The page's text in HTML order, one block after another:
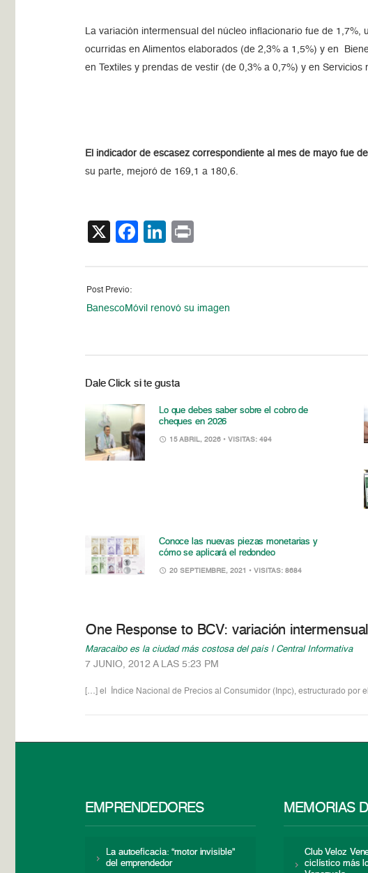
La variación intermensual del núcleo inflacionario fue de
ocurridas en Alimentos elaborados (de 2,3% a 1,5%) y en
en Textiles y prendas de vestir (de 0,3% a 0,7%) y en Servicios
El indicador de escasez correspondiente al mes de mayo fue
su parte, mejoró de 169,1 a 180,6.
X Facebook
LinkedIn
Post Previo:
BanescoMóvil renovó su imagen
Dale Click si te gusta
Lo que debes saber sobre el cobro de
cheques en 2026
15 ABRIL, 2026 • VISITAS: 494
Conoce las nuevas piezas monetarias y
cómo se aplicará el redondeo
20 SEPTIEMBRE, 2021 • VISITAS: 8684
One Response to BCV: variación
Maracaibo es la ciudad más costosa del país | Central Informativa
7 JUNIO, 2012 A LAS 5:23 PM
[…] el Índice Nacional de Precios al Consumidor (Inpc), estructurado por
EMPRENDEDORES
La autoeficacia: “motor invisible”
del emprendedor
MEMORIAS
Club Veloz
ciclístico más